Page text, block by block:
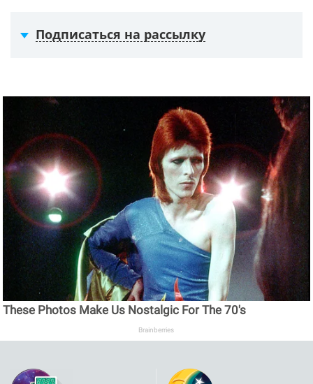
Подписаться на рассылку
These Photos Make Us Nostalgic For The 70's
Brainberries